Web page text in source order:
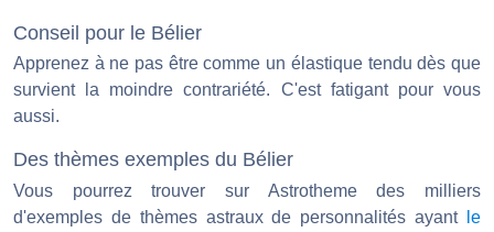
Conseil pour le Bélier
Apprenez à ne pas être comme un élastique tendu dès que
survient la moindre contrariété. C'est fatigant pour vous
aussi.
Des thèmes exemples du Bélier
Vous pourrez trouver sur Astrotheme des milliers
d'exemples de thèmes astraux de personnalités ayant
le